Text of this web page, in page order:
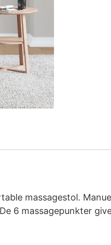
massagestol.
6 massagepunkter